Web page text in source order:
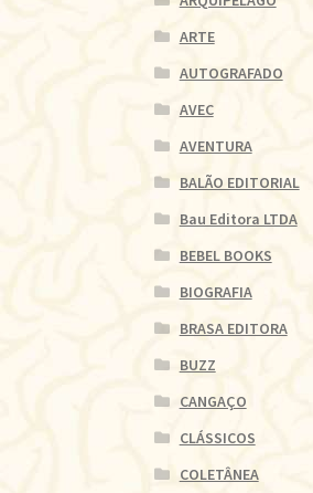
ARTE
AUTOGRAFADO
AVEC
AVENTURA
BALÃO EDITORIAL
Bau Editora LTDA
BEBEL BOOKS
BIOGRAFIA
BRASA EDITORA
BUZZ
CANGAÇO
CLÁSSICOS
COLETÂNEA